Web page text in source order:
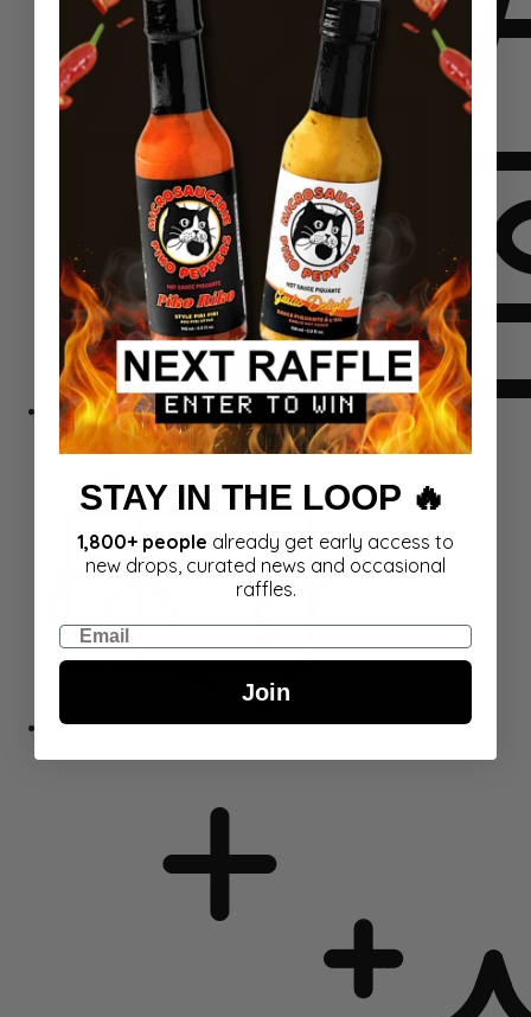
Komplektid
Kinkekaardid
STAY IN THE LOOP 🔥
1,800+ people already get early access to
new drops, curated news and occasional
raffles.
Email
Join